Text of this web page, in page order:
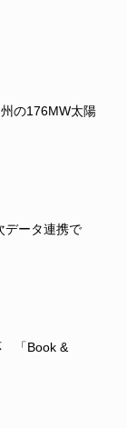
の176MW太陽
データ連携で
「Book &